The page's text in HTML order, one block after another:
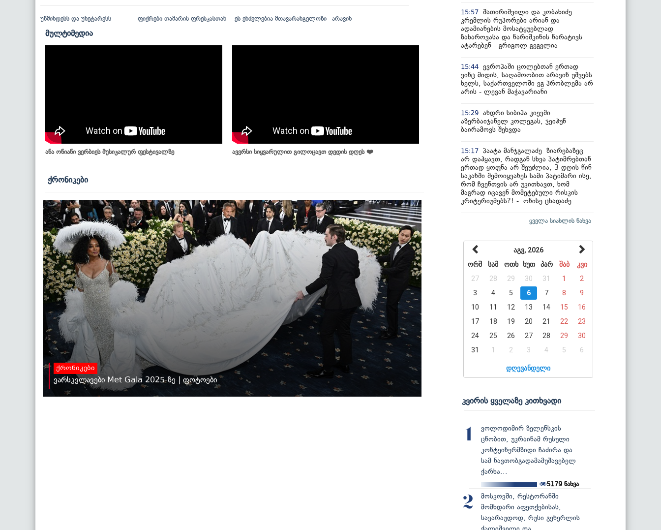
უწმინდესს და უნეტარესს ფიქრები თამარის ფრესკასთან ეს ენძელებია მთავარანგელოზი არავინ
მულტიმედია
ანა ონიანი ვერბიეს მუსიკალურ ფესტივალზე ავერსი სიყვარულით გილოცავთ დედის დღეს ❤️
ქრონიკები
ქრონიკები
ვარსკვლავები Met Gala 2025-ზე | ფოტოები
15:57 შათირიშვილი და კობახიძე
კრემლის რუპორები არიან და
ადამიანების მოსატყუებლად
ზახაროვასა და ნარიშკინის ნარატივს
ატარებენ - გრიგოლ გეგელია
15:44 ევროპაში ცოლებთან ერთად
ვინც მიდის, საღამოობით არავინ უშვებს
ხელს, საქართველოში ეგ პრობლემა არ
არის - ლევან მაჭავარიანი
15:29 ანდრი სიბიჰა კიევში
აზერბაიჯანელ კოლეგას, ჯეიჰუნ
ბაირამოვს შეხვდა
15:17 პაატა მანჯგალაძე ზიარებაზეც
არ დაჰყავთ, რადგან სხვა პატიმრებთან
ერთად ყოფნა არ შეუძლია, 3 დღის წინ
საკანში შემოიყვანეს სამი პატიმარი ისე,
რომ ჩვენთვის არ უკითხავთ, ხომ
მაგრად იცავენ მომეტებული რისკის
კრიტერიუმებს?! - ონისე ცხადაძე
ყველა სიახლის ნახვა
აგვ, 2026
ორშ
სამ ოთხ ხუთ პარ შაბ
კვი
27
28 29 30 31 1
2
3
4 5 6 7 8
9
10
11 12 13 14 15
16
17
18 19 20 21 22
23
24
25 26 27 28 29
30
31
1 2 3 4 5 6
დღევანდელი
კვირის ყველაზე კითხვადი
1
ვოლოდიმირ ზელენსკის
ცნობით, უკრაინამ რუსული
კონტეინერმზიდი ჩაძირა და
სამ ნავთობგადამამუშავებელ
ქარხა...
5179 ნახვა
2
მოსკოვში, რესტორანში
მომხდარი აფეთქებისას,
სავარაუდოდ, რუსი გენერლის